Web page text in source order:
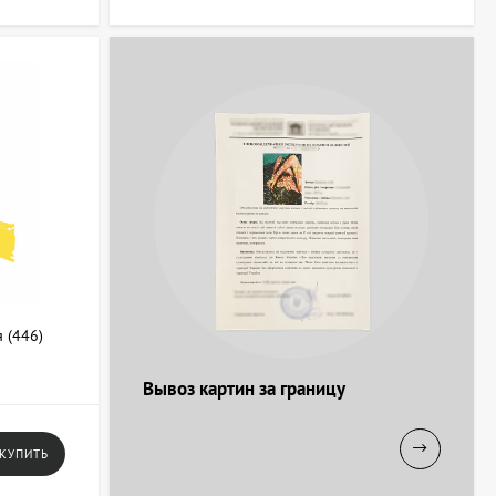
с увеличенной эластичностью.
текстуры или металлического блеска.
экспериментов, в то время как большие упаковки подходят
чтобы избежать краски с низкой пигментацией или
в АртДом на artdom.com.ua. Здесь можно получить помощь в
(446)
КУПИТЬ
Вывоз картин за границу